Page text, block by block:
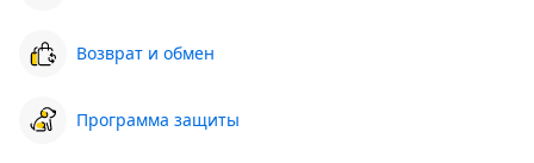
Возврат и обмен
Программа защиты